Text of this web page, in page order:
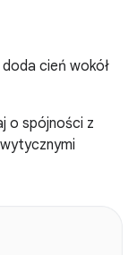
cień wokół
o spójności z